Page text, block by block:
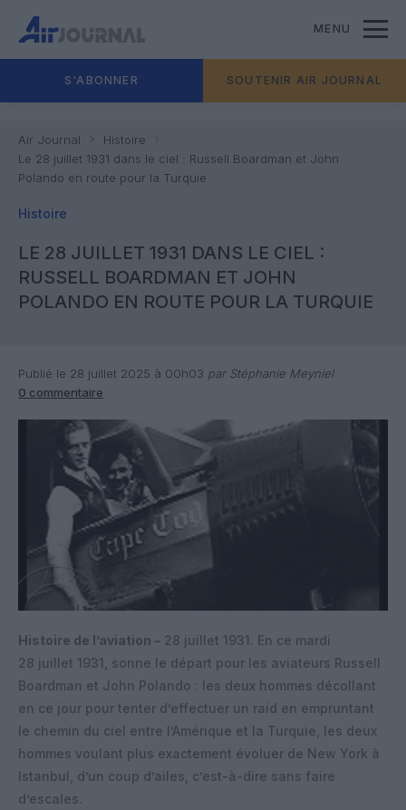
MENU
S'ABONNER SOUTENIR AIR JOURNAL
Air Journal
Histoire
Le 28 juillet 1931 dans le ciel : Russell Boardman et John
Polando en route pour la Turquie
Histoire
LE 28 JUILLET 1931 DANS LE CIEL :
RUSSELL BOARDMAN ET JOHN
POLANDO EN ROUTE POUR LA TURQUIE
Publié le 28 juillet 2025 à 00h03 par Stéphanie Meyniel
0 commentaire
Histoire de l’aviation – 28 juillet 1931. En ce mardi
28 juillet 1931, sonne le départ pour les aviateurs Russell
Boardman et John Polando : les deux hommes décollant
en ce jour pour tenter d’effectuer un raid en empruntant
le chemin du ciel entre l’Amérique et la Turquie, les deux
hommes voulant plus exactement évoluer de New York à
Istanbul, d’un coup d’ailes, c’est-à-dire sans faire
d’escales.